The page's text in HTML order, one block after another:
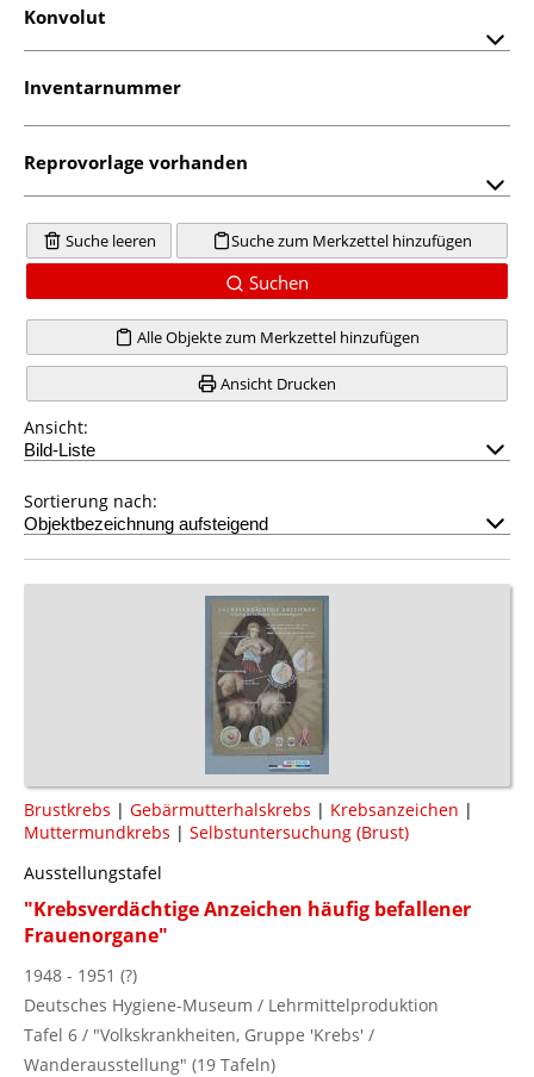
Konvolut
Inventarnummer
Reprovorlage vorhanden
Suche leeren Suche zum Merkzettel hinzufügen
Suchen
Alle Objekte zum Merkzettel hinzufügen
Ansicht Drucken
Ansicht:
Sortierung nach:
Brustkrebs | Gebärmutterhalskrebs | Krebsanzeichen |
Muttermundkrebs | Selbstuntersuchung (Brust)
Ausstellungstafel
"Krebsverdächtige Anzeichen häufig befallener
Frauenorgane"
1948 - 1951 (?)
Deutsches Hygiene-Museum / Lehrmittelproduktion
Tafel 6 / "Volkskrankheiten, Gruppe 'Krebs' /
Wanderausstellung" (19 Tafeln)